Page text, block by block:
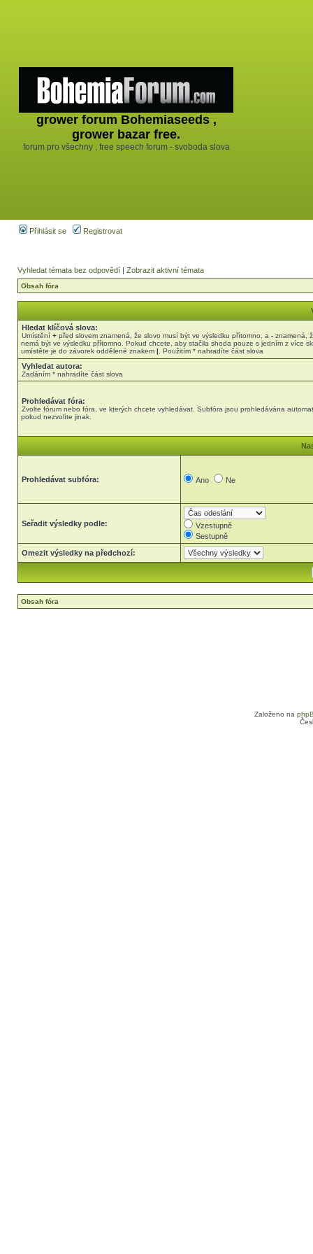
grower forum Bohemiaseeds ,
grower bazar free.
forum pro všechny , free speech forum - svoboda slova
Přihlásit se Registrovat
Vyhledat témata bez odpovědí | Zobrazit aktivní témata
Obsah fóra
Hledat klíčová slova:
Umístění + před slovem znamená, že slovo musí být ve výsledku přítomno, a - znamená,
nemá být ve výsledku přítomno. Pokud chcete, aby stačila shoda pouze s jedním z více
umístěte je do závorek oddělené znakem | . Použitím * nahradíte část slova
Vyhledat autora:
Zadáním * nahradíte část slova
Prohledávat fóra:
Zvolte fórum nebo fóra, ve kterých chcete vyhledávat. Subfóra jsou prohledávána
pokud nezvolíte jinak.
Prohledávat subfóra: Ano Ne
Seřadit výsledky podle:
Vzestupně
Sestupně
Omezit výsledky na předchozí:
Obsah fóra
Založeno na